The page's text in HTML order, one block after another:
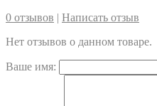
0 отзывов | Написать отзыв
Нет отзывов о данном товаре.
Ваше имя: